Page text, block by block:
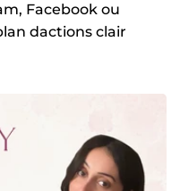
Facebook ou
dactions clair